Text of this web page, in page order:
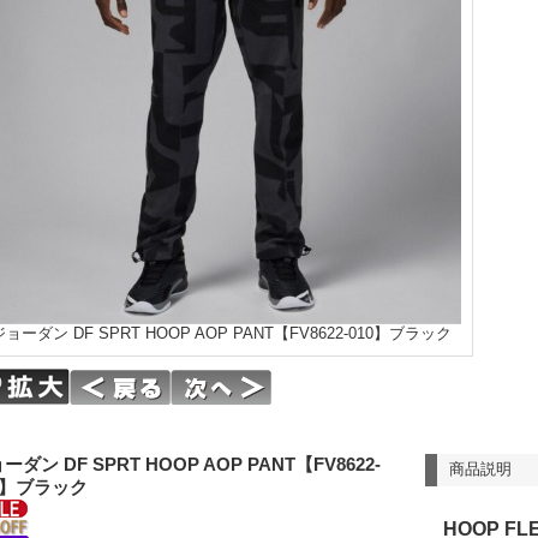
ョーダン DF SPRT HOOP AOP PANT【FV8622-010】ブラック
商品説明
HOOP
ーダン DF SPRT HOOP AOP PANT【FV8622-
ブラック